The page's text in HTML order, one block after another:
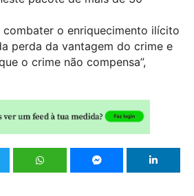
combater o enriquecimento ilícito
perda da vantagem do crime e
o crime não compensa”,